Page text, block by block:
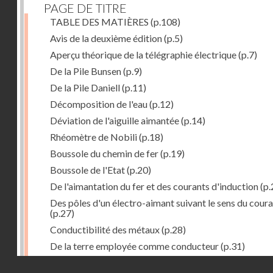
PAGE DE TITRE
TABLE DES MATIÈRES (p.108)
Avis de la deuxième édition(p.5)
Aperçu théorique de la télégraphie électrique(p.7)
De la Pile Bunsen(p.9)
De la Pile Daniell(p.11)
Décomposition de l'eau(p.12)
Déviation de l'aiguille aimantée(p.14)
Rhéomètre de Nobili(p.18)
Boussole du chemin de fer(p.19)
Boussole de l'Etat(p.20)
De l'aimantation du fer et des courants d'induction
Des pôles d'un électro-aimant suivant le sens du
(p.27)
Conductibilité des métaux(p.28)
De la terre employée comme conducteur(p.31)